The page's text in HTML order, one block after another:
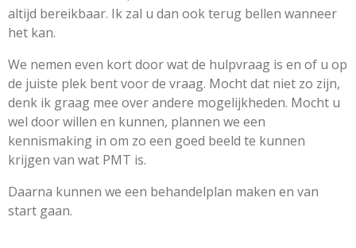
altijd bereikbaar. Ik zal u dan ook terug bellen wanneer
het kan.
We nemen even kort door wat de hulpvraag is en of u op
de juiste plek bent voor de vraag. Mocht dat niet zo zijn,
denk ik graag mee over andere mogelijkheden. Mocht u
wel door willen en kunnen, plannen we een
kennismaking in om zo een goed beeld te kunnen
krijgen van wat PMT is.
Daarna kunnen we een behandelplan maken en van
start gaan.